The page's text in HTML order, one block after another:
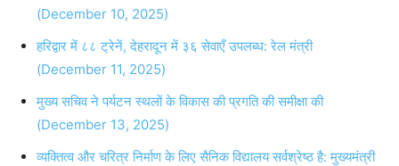
(December 10, 2025)
हरिद्वार में ८८ ट्रेनें, देहरादून में ३६ सेवाएँ उपलब्ध: रेल मंत्री
(December 11, 2025)
मुख्य सचिव ने पर्यटन स्थलों के विकास की प्रगति की समीक्षा की
(December 13, 2025)
व्यक्तित्व और चरित्र निर्माण के लिए सैनिक विद्यालय सर्वश्रेष्ठ है: मुख्यमंत्री